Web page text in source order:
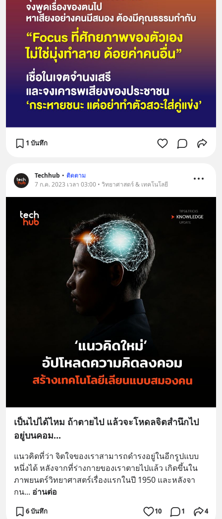
1 บันทึก
Techhub • ติดตาม
7 ก.ค. 2023 เวลา 03:00 • วิทยาศาสตร์ & เทคโนโลยี
เป็นไปได้ไหม ถ้าตายไป แล้วจะโหดลจิตสำนึกไป
อยู่บนคอม...
แนวคิดที่ว่า จิตใจของเราสามารถดำรงอยู่ในอีกรูปแบบ
หนึ่งได้ หลังจากที่ร่างกายของเราตายไปแล้ว เกิดขึ้นใน
ภาพยนตร์วิทยาศาสตร์เรื่องแรกในปี 1950 และหลังจา
กน... อ่านต่อ
6 บันทึก 10 1 4